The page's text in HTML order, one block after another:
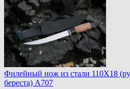
Филейный нож из стали 110Х18
береста) A707